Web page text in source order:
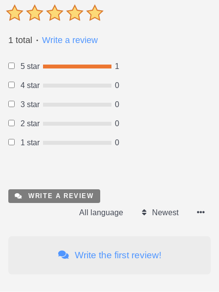
1 total ● Write a review
5 star 1
4 star 0
3 star 0
2 star 0
1 star 0
WRITE A REVIEW
All language Newest
Write the first review!